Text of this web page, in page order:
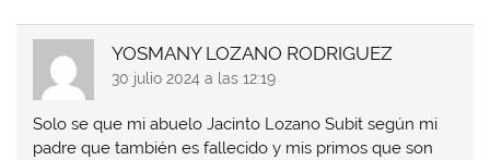
YOSMANY LOZANO RODRIGUEZ
30 julio 2024 a las 12:19
Solo se que mi abuelo Jacinto Lozano Subit según mi
padre que también es fallecido y mis primos que son